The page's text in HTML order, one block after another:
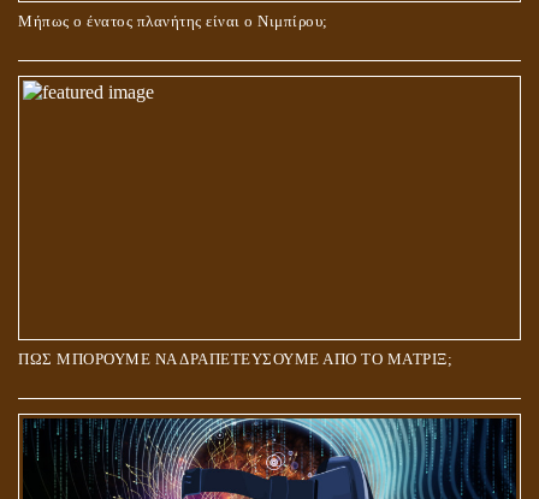
Μήπως ο ένατος πλανήτης είναι ο Νιμπίρου;
ΠΩΣ ΜΠΟΡΟΥΜΕ ΝΑ ΔΡΑΠΕΤΕΥΣΟΥΜΕ ΑΠΟ ΤΟ ΜΑΤΡΙΞ;